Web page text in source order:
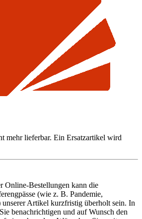
mehr lieferbar. Ein Ersatzartikel wird
Online-Bestellungen kann die
(wie z. B. Pandemie,
Artikel kurzfristig überholt sein. In
benachrichtigen und auf Wunsch den